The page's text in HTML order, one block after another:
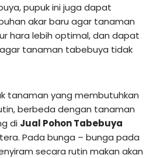
pupuk ini juga dapat
akar baru agar tanaman
hara lebih optimal, dan dapat
tanaman tabebuya tidak
tanaman yang membutuhkan
berbeda dengan tanaman
di Jual Pohon Tabebuya
Pada bunga – bunga pada
secara rutin makan akan